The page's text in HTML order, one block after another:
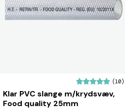
(10)
Klar PVC slange m/krydsvæv,
Food quality 25mm